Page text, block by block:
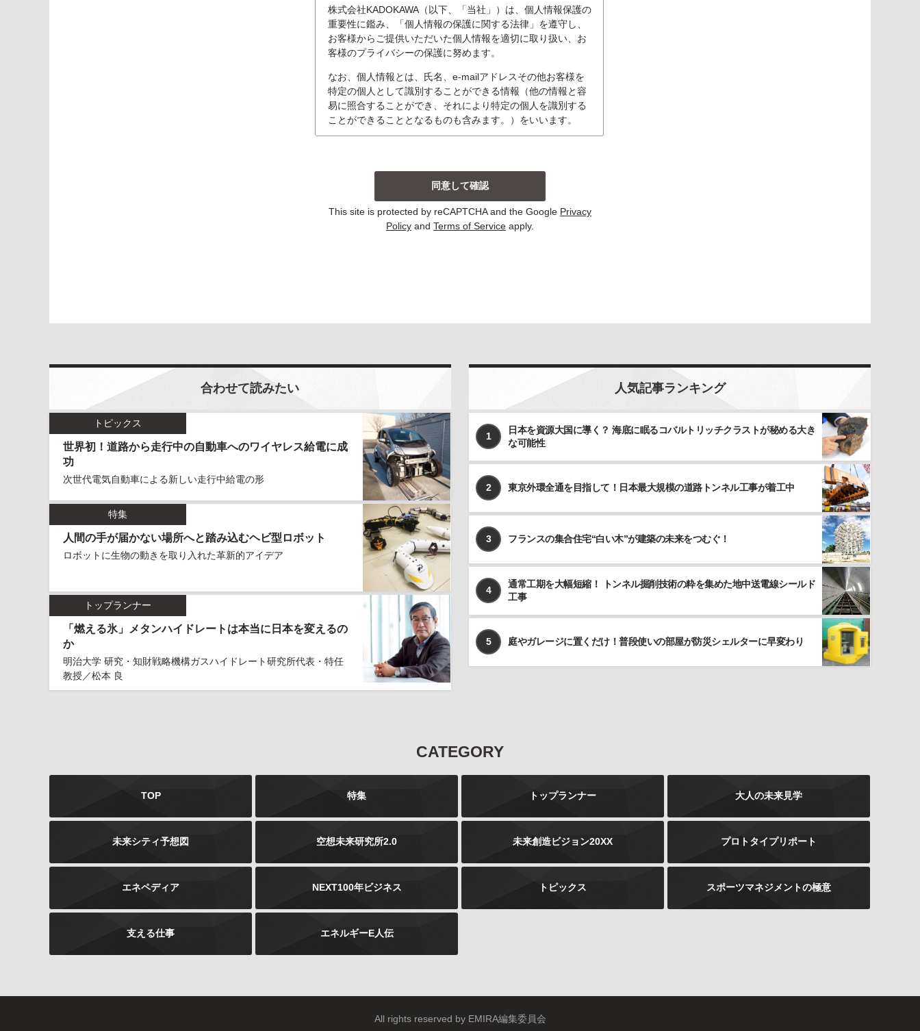
株式会社KADOKAWA（以下、「当社」）は、個人情報保護の
重要性に鑑み、「個人情報の保護に関する法律」を遵守し、
お客様からご提供いただいた個人情報を適切に取り扱い、お
客様のプライバシーの保護に努めます。
なお、個人情報とは、氏名、e-mailアドレスその他お客様を
特定の個人として識別することができる情報（他の情報と容
易に照合することができ、それにより特定の個人を識別する
ことができることとなるものも含みます。）をいいます。
ております。収集した個人情報の利用目的については以
下の通りです。その他、個別の利用目的がある場合に
は、その都度明示しております。
お問い合わせに対して回答する場合
お客様から個人情報を収集することはいたしません。ま
た、不正な手段により個人情報を収集することもいたし
お客様よりご提供いただきました個人情報は、法令の定
めのある場合を除いて、お客様の事前のご同意をいただ
くことなく、予め明示した利用目的以外に使用しませ
ん。
個人情報の利用、管理について
当社では、お客様よりご提供いただきました個人情報を
厳重に保管、管理し、個人情報の漏洩、滅失、毀損を防
止するため、必要かつ適切な安全管理措置を講じます。
お客様よりご提供いただきました個人情報は、その利用
目的の達成に必要な範囲内において、正確かつ最新の内
容に保つよう努力するものとします。
個人情報の第三者への開示、提供について
当社は、お客様よりご提供いただきました個人情報を、
上記ならびに下記に該当する場合を除いて、お客様の事
前のご同意をいただくことなく、お客様よりご提供いた
だいた個人情報を第三者に開示、提供いたしません。
利用目的の遂行のため、個人情報の取り扱いを第三
者に委託する場合
っても、お客様の個人情報の安全管理が図れるよう、当
当社が運営するインターネット上のwebサイトには、外
部へのリンクが含まれている場合があります。このよう
な外部のwebサイトにおいてのお客様の個人情報の取り
扱いについては、当社では責任を負いかねますのでご注
て、広告などにより当社以外の第三者が独自に個人情報
を収集する場合がございます。このような場合のお客様
負いかねますのでご注意ください。
お問合せについて
停止などを申し出ることができます。お申し出は書面に
This site is protected by reCAPTCHA and the Google Privacy
Policy and Terms of Service apply.
合わせて読みたい
トピックス
世界初！道路から走行中の自動車へのワイヤレス給電に成
功
次世代電気自動車による新しい走行中給電の形
特集
人間の手が届かない場所へと踏み込むヘビ型ロボット
ロボットに生物の動きを取り入れた革新的アイデア
トップランナー
「燃える氷」メタンハイドレートは本当に日本を変えるの
か
明治大学 研究・知財戦略機構ガスハイドレート研究所代表・特任
教授／松本 良
人気記事ランキング
1
日本を資源大国に導く？ 海底に眠るコバルトリッチクラストが秘める大き
な可能性
2 東京外環全通を目指して！日本最大規模の道路トンネル工事が着工中
3 フランスの集合住宅“白い木”が建築の未来をつむぐ！
4
通常工期を大幅短縮！ トンネル掘削技術の粋を集めた地中送電線シールド
工事
5 庭やガレージに置くだけ！普段使いの部屋が防災シェルターに早変わり
CATEGORY
TOP 特集 トップランナー 大人の未来見学
未来シティ予想図 空想未来研究所2.0 未来創造ビジョン20XX プロトタイプリポート
エネペディア NEXT100年ビジネス トピックス スポーツマネジメントの極意
支える仕事 エネルギーE人伝
All rights reserved by EMIRA編集委員会